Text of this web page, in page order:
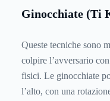
Ginocchiate (Ti
Queste tecniche sono
colpire l’avversario
fisici. Le ginocchiate
l’alto, con una